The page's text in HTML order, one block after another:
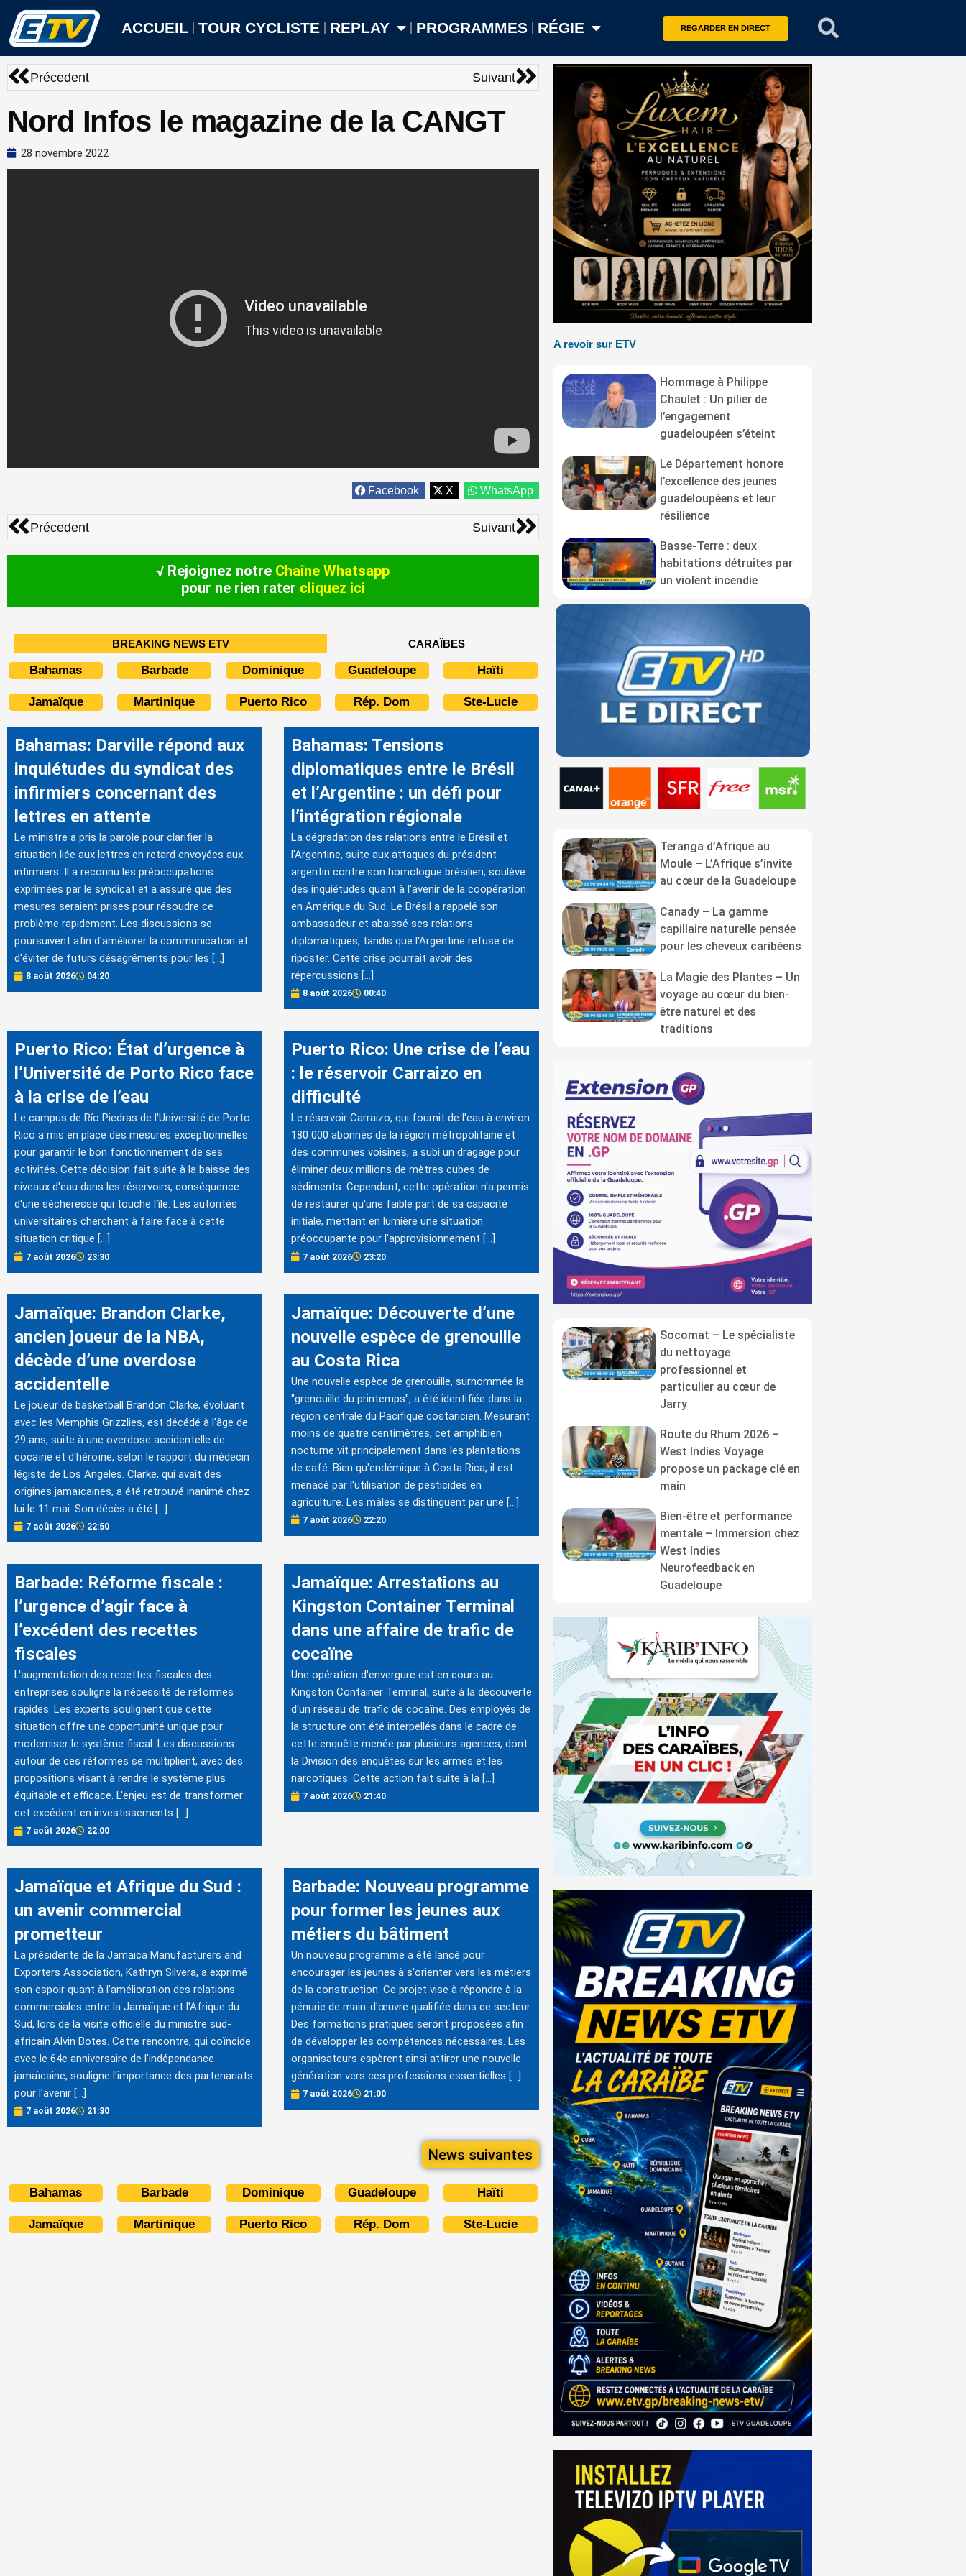
Aller
contenu
ACCUEIL TOUR CYCLISTE REPLAY PROGRAMMES RÉGIE REGARDER EN DIRECT
Précédent
Précedent SuivantSuivant
Nord Infos le magazine de la CANGT
28 novembre 2022
Facebook X WhatsApp
Précédent
Précedent SuivantSuivant
√ Rejoignez notre Chaîne Whatsapp
pour ne rien rater cliquez ici
BREAKING NEWS ETV CARAÏBES
Bahamas Barbade Dominique Guadeloupe Haïti
Jamaïque Martinique Puerto Rico Rép. Dom Ste-Lucie
Bahamas: Darville répond aux
inquiétudes du syndicat des
infirmiers concernant des
lettres en attente
Le ministre a pris la parole pour clarifier la
situation liée aux lettres en retard envoyées aux
infirmiers. Il a reconnu les préoccupations
exprimées par le syndicat et a assuré que des
mesures seraient prises pour résoudre ce
problème rapidement. Les discussions se
poursuivent afin d'améliorer la communication et
d'éviter de futurs désagréments pour les […]
8 août 2026 04:20
Bahamas: Tensions
diplomatiques entre le Brésil
et l’Argentine : un défi pour
l’intégration régionale
La dégradation des relations entre le Brésil et
l'Argentine, suite aux attaques du président
argentin contre son homologue brésilien, soulève
des inquiétudes quant à l'avenir de la coopération
en Amérique du Sud. Le Brésil a rappelé son
ambassadeur et abaissé ses relations
diplomatiques, tandis que l'Argentine refuse de
riposter. Cette crise pourrait avoir des
répercussions […]
8 août 2026 00:40
Puerto Rico: État d’urgence à
l’Université de Porto Rico face
à la crise de l’eau
Le campus de Río Piedras de l'Université de Porto
Rico a mis en place des mesures exceptionnelles
pour garantir le bon fonctionnement de ses
activités. Cette décision fait suite à la baisse des
niveaux d'eau dans les réservoirs, conséquence
d'une sécheresse qui touche l'île. Les autorités
universitaires cherchent à faire face à cette
situation critique […]
7 août 2026 23:30
Puerto Rico: Une crise de l’eau
: le réservoir Carraizo en
difficulté
Le réservoir Carraizo, qui fournit de l'eau à environ
180 000 abonnés de la région métropolitaine et
des communes voisines, a subi un dragage pour
éliminer deux millions de mètres cubes de
sédiments. Cependant, cette opération n'a permis
de restaurer qu'une faible part de sa capacité
initiale, mettant en lumière une situation
préoccupante pour l'approvisionnement […]
7 août 2026 23:20
Jamaïque: Brandon Clarke,
ancien joueur de la NBA,
décède d’une overdose
accidentelle
Le joueur de basketball Brandon Clarke, évoluant
avec les Memphis Grizzlies, est décédé à l'âge de
29 ans, suite à une overdose accidentelle de
cocaïne et d'héroïne, selon le rapport du médecin
légiste de Los Angeles. Clarke, qui avait des
origines jamaïcaines, a été retrouvé inanimé chez
lui le 11 mai. Son décès a été […]
7 août 2026 22:50
Jamaïque: Découverte d’une
nouvelle espèce de grenouille
au Costa Rica
Une nouvelle espèce de grenouille, surnommée la
"grenouille du printemps", a été identifiée dans la
région centrale du Pacifique costaricien. Mesurant
moins de quatre centimètres, cet amphibien
nocturne vit principalement dans les plantations
de café. Bien qu'endémique à Costa Rica, il est
menacé par l'utilisation de pesticides en
agriculture. Les mâles se distinguent par une […]
7 août 2026 22:20
Barbade: Réforme fiscale :
l’urgence d’agir face à
l’excédent des recettes
fiscales
L'augmentation des recettes fiscales des
entreprises souligne la nécessité de réformes
rapides. Les experts soulignent que cette
situation offre une opportunité unique pour
moderniser le système fiscal. Les discussions
autour de ces réformes se multiplient, avec des
propositions visant à rendre le système plus
équitable et efficace. L'enjeu est de transformer
cet excédent en investissements […]
7 août 2026 22:00
Jamaïque: Arrestations au
Kingston Container Terminal
dans une affaire de trafic de
cocaïne
Une opération d'envergure est en cours au
Kingston Container Terminal, suite à la découverte
d'un réseau de trafic de cocaïne. Des employés de
la structure ont été interpellés dans le cadre de
cette enquête menée par plusieurs agences, dont
la Division des enquêtes sur les armes et les
narcotiques. Cette action fait suite à la […]
7 août 2026 21:40
Jamaïque et Afrique du Sud :
un avenir commercial
prometteur
La présidente de la Jamaica Manufacturers and
Exporters Association, Kathryn Silvera, a exprimé
son espoir quant à l'amélioration des relations
commerciales entre la Jamaïque et l'Afrique du
Sud, lors de la visite officielle du ministre sud-
africain Alvin Botes. Cette rencontre, qui coïncide
avec le 64e anniversaire de l'indépendance
jamaïcaine, souligne l'importance des partenariats
pour l'avenir […]
7 août 2026 21:30
Barbade: Nouveau programme
pour former les jeunes aux
métiers du bâtiment
Un nouveau programme a été lancé pour
encourager les jeunes à s'orienter vers les métiers
de la construction. Ce projet vise à répondre à la
pénurie de main-d'œuvre qualifiée dans ce secteur.
Des formations pratiques seront proposées afin
de développer les compétences nécessaires. Les
organisateurs espèrent ainsi attirer une nouvelle
génération vers ces professions essentielles […]
7 août 2026 21:00
News suivantes
Bahamas Barbade Dominique Guadeloupe Haïti
Jamaïque Martinique Puerto Rico Rép. Dom Ste-Lucie
A revoir sur ETV
Hommage à Philippe
Chaulet : Un pilier de
l’engagement
guadeloupéen s’éteint
Le Département honore
l’excellence des jeunes
guadeloupéens et leur
résilience
Basse-Terre : deux
habitations détruites par
un violent incendie
Teranga d’Afrique au
Moule – L’Afrique s’invite
au cœur de la Guadeloupe
Canady – La gamme
capillaire naturelle pensée
pour les cheveux caribéens
La Magie des Plantes – Un
voyage au cœur du bien-
être naturel et des
traditions
Socomat – Le spécialiste
du nettoyage
professionnel et
particulier au cœur de
Jarry
Route du Rhum 2026 –
West Indies Voyage
propose un package clé en
main
Bien-être et performance
mentale – Immersion chez
West Indies
Neurofeedback en
Guadeloupe